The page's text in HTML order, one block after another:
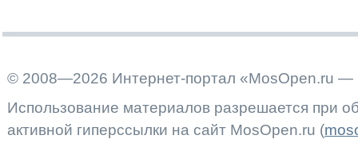
© 2008—2026 Интернет-портал «MosOpen.ru —
Использование материалов разрешается при
активной гиперссылки на сайт MosOpen.ru (